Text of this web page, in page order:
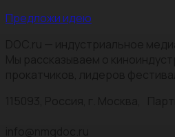
Предложи идею